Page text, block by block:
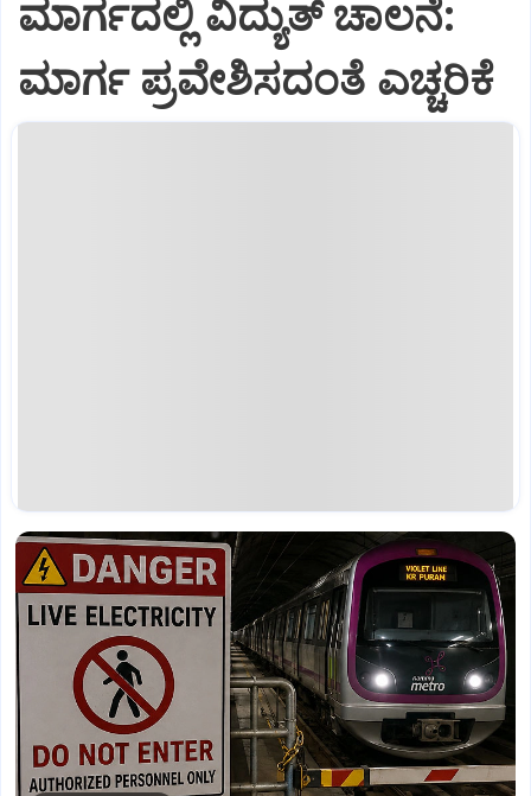
ಮಾರ್ಗದಲ್ಲಿ ವಿದ್ಯುತ್‌ ಚಾಲನೆ:
ಮಾರ್ಗ ಪ್ರವೇಶಿಸದಂತೆ ಎಚ್ಚರಿಕೆ